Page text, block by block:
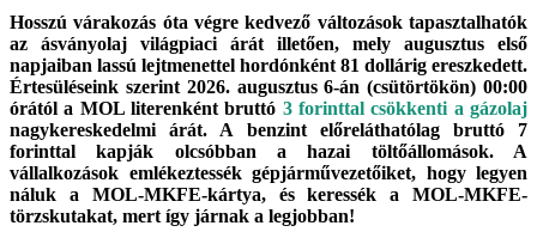
Hosszú várakozás óta végre kedvező változások tapasztalhatók
az ásványolaj világpiaci árát illetően, mely augusztus első
napjaiban lassú lejtmenettel hordónként 81 dollárig ereszkedett.
Értesüléseink szerint 2026. augusztus 6-án (csütörtökön) 00:00
órától a MOL literenként bruttó 3 forinttal csökkenti a gázolaj
nagykereskedelmi árát. A benzint előreláthatólag bruttó 7
forinttal kapják olcsóbban a hazai töltőállomások. A
vállalkozások emlékeztessék gépjárművezetőiket, hogy legyen
náluk a MOL-MKFE-kártya, és keressék a MOL-MKFE-
törzskutakat, mert így járnak a legjobban!